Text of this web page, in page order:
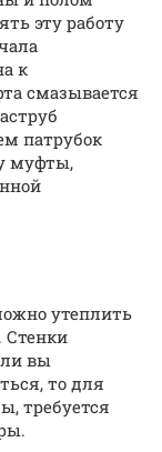
эту работу
к
смазывается
патрубок
муфты,
утеплить
вы
то для
требуется